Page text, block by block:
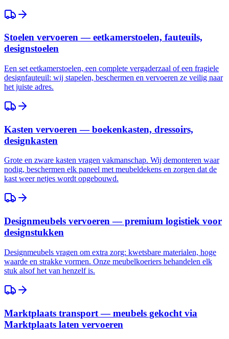
Stoelen vervoeren — eetkamerstoelen, fauteuils,
designstoelen
Een set eetkamerstoelen, een complete vergaderzaal of een fragiele
designfauteuil: wij stapelen, beschermen en vervoeren ze veilig naar
het juiste adres.
Kasten vervoeren — boekenkasten, dressoirs,
designkasten
Grote en zware kasten vragen vakmanschap. Wij demonteren waar
nodig, beschermen elk paneel met meubeldekens en zorgen dat de
kast weer netjes wordt opgebouwd.
Designmeubels vervoeren — premium logistiek voor
designstukken
Designmeubels vragen om extra zorg: kwetsbare materialen, hoge
waarde en strakke vormen. Onze meubelkoeriers behandelen elk
stuk alsof het van henzelf is.
Marktplaats transport — meubels gekocht via
Marktplaats laten vervoeren